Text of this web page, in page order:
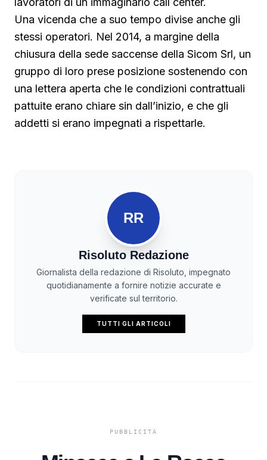
Una vicenda che a suo tempo divise anche gli
stessi operatori. Nel 2014, a margine della
chiusura della sede saccense della Sicom Srl, un
gruppo di loro prese posizione sostenendo con
una lettera aperta che le condizioni contrattuali
pattuite erano chiare sin dall’inizio, e che gli
addetti si erano impegnati a rispettarle.
RR
Risoluto Redazione
Giornalista della redazione di Risoluto, impegnato
quotidianamente a fornire notizie accurate e
verificate sul territorio.
TUTTI GLI ARTICOLI